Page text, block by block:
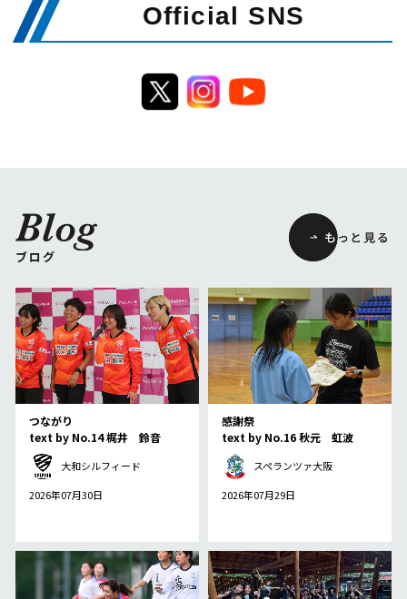
Official SNS
ブログ
つながり
text by No.14 梶井 鈴音
大和シルフィード
2026年07月30日
感謝祭
text by No.16 秋元 虹波
スペランツァ大阪
2026年07月29日